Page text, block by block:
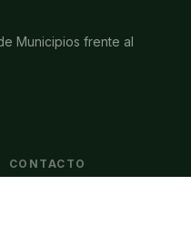
Municipios frente al
CONTACTO